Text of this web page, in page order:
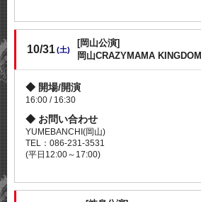
10/31(土)
[岡山公演]
岡山CRAZYMAMA KINGDOM
開場/開演
16:00 / 16:30
お問い合わせ
YUMEBANCHI(岡山)
TEL：086-231-3531
(平日12:00～17:00)